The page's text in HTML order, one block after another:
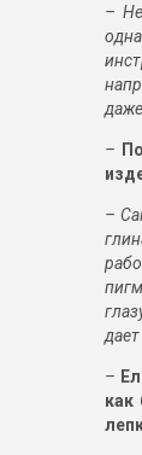
–
–
–
–
как